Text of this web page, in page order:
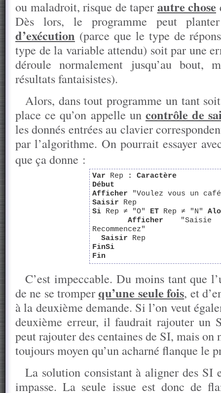
ou maladroit, risque de taper autre chose
Dès lors, le programme peut
d’exécution (parce que le type de
type de la variable attendu) soit par une
déroule normalement jusqu’au bout,
résultats fantaisistes).
Alors, dans tout programme un tant
place ce qu’on appelle un contrôle de
les donnés entrées au clavier
par l’algorithme. On pourrait essayer
que ça donne :
Var Rep
: Caractère
Début
Afficher "Voulez vous un
Saisir Rep
Si Rep ≠ "O" ET Rep ≠ "N"
Afficher "Saisie
Recommencez"
Saisir Rep
FinSi
Fin
C’est impeccable. Du moins tant que
de ne se tromper qu’une seule fois, et
à la deuxième demande. Si l’on veut
deuxième erreur, il faudrait rajouter un
peut rajouter des centaines de SI, mais on
toujours moyen qu’un acharné flanque le
La solution consistant à aligner des SI
impasse. La seule issue est donc de